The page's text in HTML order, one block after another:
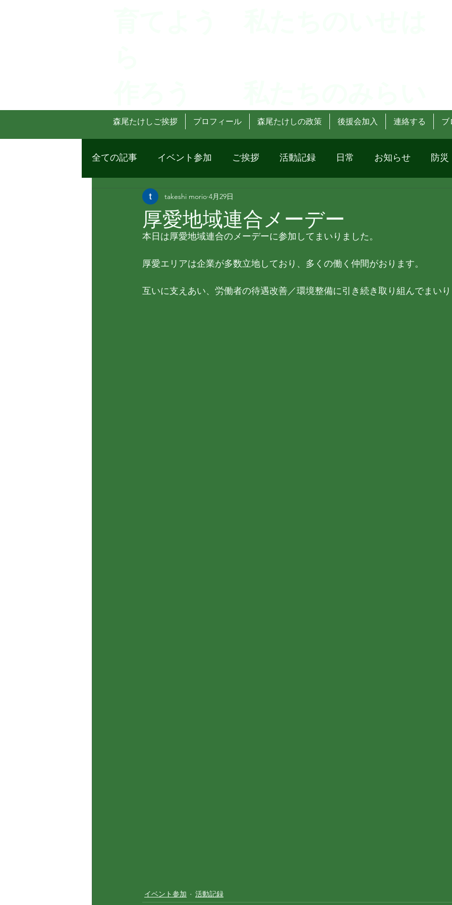
森尾たけしご挨拶 プロフィール 森尾たけしの政策 後援会加入 連絡する ブ
全ての記事 イベント参加 ご挨拶 活動記録 日常 お知らせ 防災
厚愛地域連合メーデー
takeshi morio 4月29日
本日は厚愛地域連合のメーデーに参加してまいりました。
厚愛エリアは企業が多数立地しており、多くの働く仲間がおります。
互いに支えあい、労働者の待遇改善／環境整備に引き続き取り組んでまい
イベント参加 活動記録